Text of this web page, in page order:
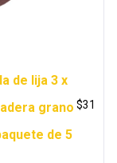
de lija 3 x
grano
de 5
$31